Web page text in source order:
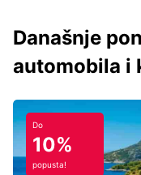
Današnje
automobila i
Do
10%
popusta!